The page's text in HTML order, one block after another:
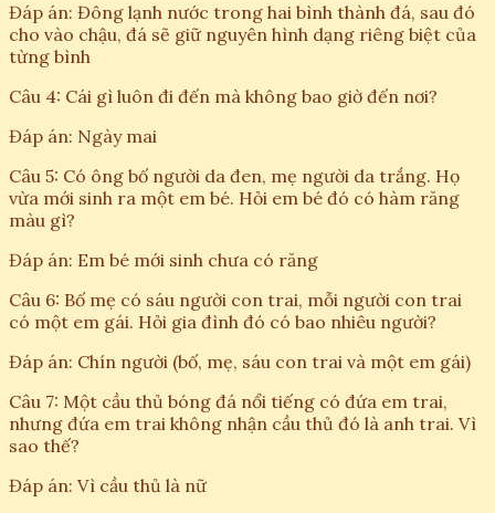
Đáp án: Đông lạnh nước trong hai bình thành đá, sau đó
cho vào chậu, đá sẽ giữ nguyên hình dạng riêng biệt của
từng bình
Câu 4: Cái gì luôn đi đến mà không bao giờ đến nơi?
Đáp án: Ngày mai
Câu 5: Có ông bố người da đen, mẹ người da trắng. Họ
vừa mới sinh ra một em bé. Hỏi em bé đó có hàm răng
màu gì?
Đáp án: Em bé mới sinh chưa có răng
Câu 6: Bố mẹ có sáu người con trai, mỗi người con trai
có một em gái. Hỏi gia đình đó có bao nhiêu người?
Đáp án: Chín người (bố, mẹ, sáu con trai và một em gái)
Câu 7: Một cầu thủ bóng đá nổi tiếng có đứa em trai,
nhưng đứa em trai không nhận cầu thủ đó là anh trai. Vì
sao thế?
Đáp án: Vì cầu thủ là nữ